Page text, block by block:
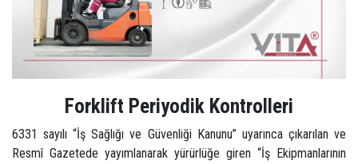
Forklift Periyodik Kontrolleri
6331 sayılı “İş Sağlığı ve Güvenliği Kanunu” uyarınca çıkarılan ve
Resmî Gazetede yayımlanarak yürürlüğe giren “İş Ekipmanlarının